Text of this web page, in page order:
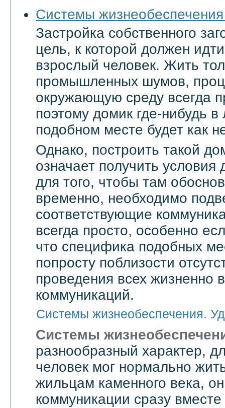
Системы
Застройка собственного
цель, к которой должен
взрослый человек. Жить
промышленных шумов,
окружающую среду всегда
поэтому домик где-нибудь
подобном месте будет как
Однако, построить такой
означает получить
для того, чтобы там
временно, необходимо
соответствующие
всегда просто, особенно
что специфика подобных
попросту поблизости
проведения всех жизненно
коммуникаций.
Системы жизнеобеспечения.
Системы
разнообразный характер,
человек мог нормально
жильцам каменного века,
коммуникации сразу